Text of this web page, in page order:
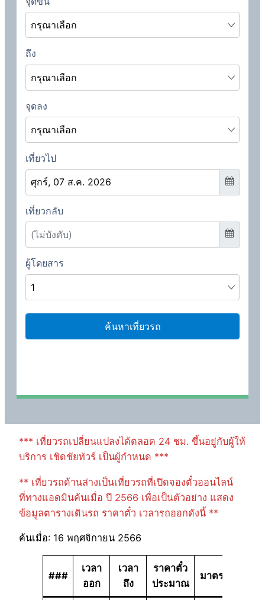
*** เที่ยวรถเปลี่ยนแปลงได้ตลอด 24 ชม. ขึ้นอยู่กับผู้ให้
บริการ เชิดชัยทัวร์ เป็นผู้กำหนด ***
** เที่ยวรถด้านล่างเป็นเที่ยวรถที่เปิดจองตั๋วออนไลน์
ที่ทางแอดมินค้นเมื่อ ปี 2566 เพื่อเป็นตัวอย่าง แสดง
ข้อมูลตารางเดินรถ ราคาตั๋ว เวลารถออกดังนี้ **
ค้นเมื่อ: 16 พฤศจิกายน 2566
###
เวลา
ออก
เวลา
ถึง
ราคาตั๋ว
ประมาณ
มาตรฐาน